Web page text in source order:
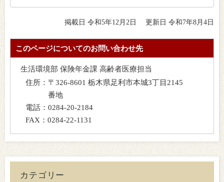
掲載日 令和5年12月2日 更新日 令和7年8月4日
このページについてのお問い合わせ先
生活環境部 保険年金課 高齢者医療担当
住所： 〒326-8601 栃木県足利市本城3丁目2145
番地
電話： 0284-20-2184
FAX： 0284-22-1131
カテゴリー